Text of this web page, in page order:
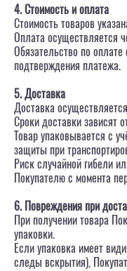
4. Стоимость и оплата
Стоимость товаров
Оплата осуществляется
Обязательство по
подтверждения платежа.
5. Доставка
Доставка
Сроки доставки зависят
Товар упаковывается с
защиты при
Риск случайной гибели
Покупателю с момента
6. Повреждения при
При получении товара
упаковки.
Если упаковка имеет
следы вскрытия),